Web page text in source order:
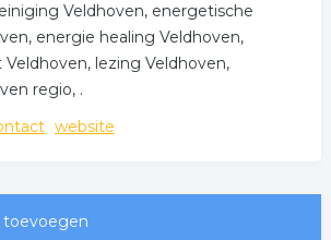
Veldhoven, energetische
energie healing Veldhoven,
lezing Veldhoven,
regio, .
website
toevoegen